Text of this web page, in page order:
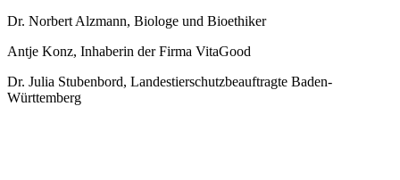
Dr. Norbert Alzmann, Biologe und Bioethiker
Antje Konz, Inhaberin der Firma VitaGood
Dr. Julia Stubenbord, Landestierschutzbeauftragte Baden-
Württemberg